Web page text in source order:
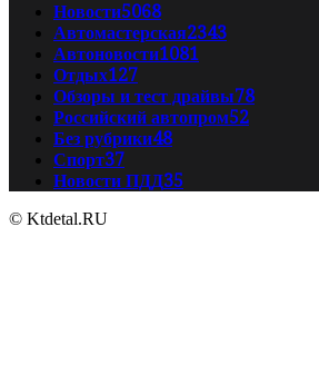
Новости5068
Автомастерская2343
Автоновости1081
Отдых127
Обзоры и тест драйвы78
Российский автопром52
Без рубрики48
Спорт37
Новости ПДД35
© Ktdetal.RU